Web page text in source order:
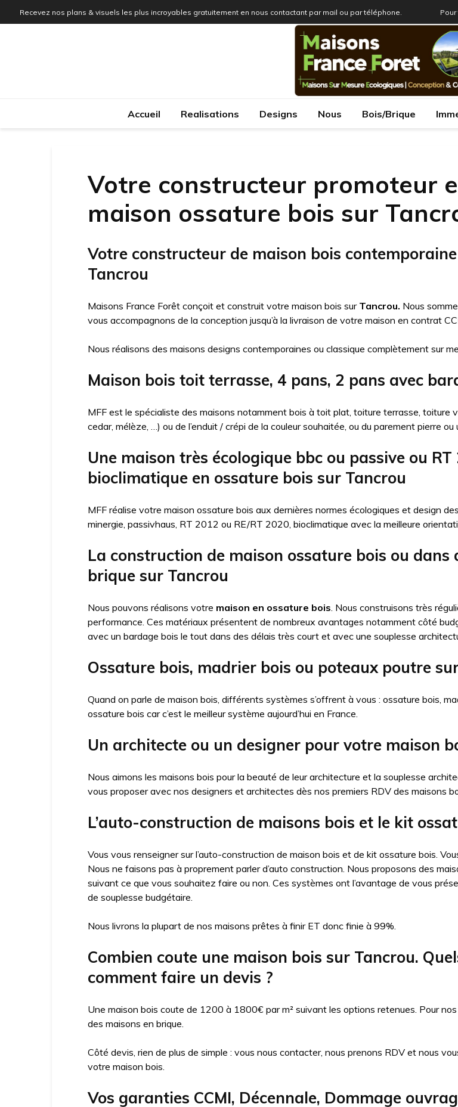
Recevez nos plans & visuels les plus incroyables gratuitement en nous contactant par mail ou par téléphone.
Accueil Realisations Designs Nous Bois/Brique
Votre constructeur promoteur
maison ossature bois sur
Votre constructeur de maison bois
Tancrou
Maisons France Forêt conçoit et construit votre maison bois sur Tancrou. Nous
vous accompagnons de la conception jusqu’à la livraison de votre maison en contrat
Nous réalisons des maisons designs contemporaines ou classique complètement sur
Maison bois toit terrasse, 4 pans, 2 pans avec
MFF est le spécialiste des maisons notamment bois à toit plat, toiture terrasse, toiture
cedar, mélèze, …) ou de l’enduit / crépi de la couleur souhaitée, ou du parement pierre ou
Une maison très écologique bbc ou passive ou
bioclimatique en ossature bois sur Tancrou
MFF réalise votre maison ossature bois aux dernières normes écologiques et design
minergie, passivhaus, RT 2012 ou RE/RT 2020, bioclimatique avec la meilleure
La construction de maison ossature bois ou dans
brique sur Tancrou
Nous pouvons réalisons votre maison en ossature bois. Nous construisons très
performance. Ces matériaux présentent de nombreux avantages notamment côté
avec un bardage bois le tout dans des délais très court et avec une souplesse
Ossature bois, madrier bois ou poteaux poutre
Quand on parle de maison bois, différents systèmes s’offrent à vous : ossature bois,
ossature bois car c’est le meilleur système aujourd’hui en France.
Un architecte ou un designer pour votre maison
Nous aimons les maisons bois pour la beauté de leur architecture et la souplesse
vous proposer avec nos designers et architectes dès nos premiers RDV des maisons
L’auto-construction de maisons bois et le kit
Vous vous renseigner sur l’auto-construction de maison bois et de kit ossature bois.
Nous ne faisons pas à proprement parler d’auto construction. Nous proposons des
suivant ce que vous souhaitez faire ou non. Ces systèmes ont l’avantage de vous
de souplesse budgétaire.
Nous livrons la plupart de nos maisons prêtes à finir ET donc finie à 99%.
Combien coute une maison bois sur Tancrou.
comment faire un devis ?
Une maison bois coute de 1200 à 1800€ par m² suivant les options retenues. Pour
des maisons en brique.
Côté devis, rien de plus de simple : vous nous contacter, nous prenons RDV et nous
votre maison bois.
Vos garanties CCMI, Décennale, Dommage